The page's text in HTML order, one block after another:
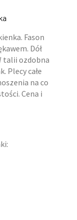
Fason
Dół
talii ozdobna
Plecy całe
na co
Cena i